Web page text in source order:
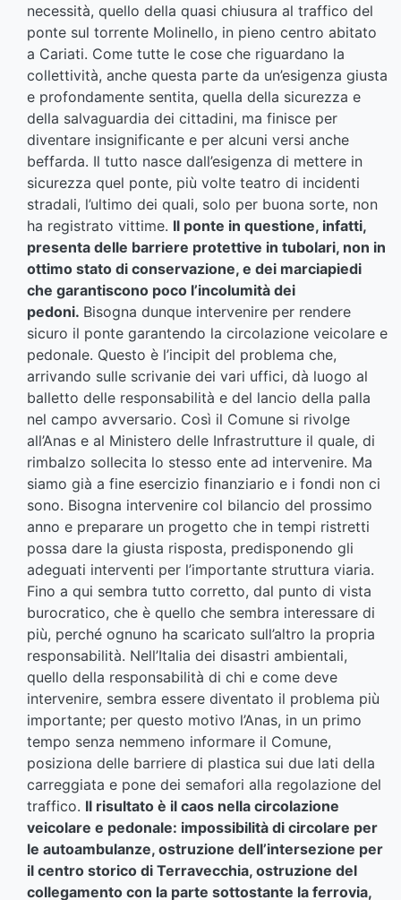
necessità, quello della quasi chiusura al traffico del
ponte sul torrente Molinello, in pieno centro abitato
a Cariati. Come tutte le cose che riguardano la
collettività, anche questa parte da un’esigenza giusta
e profondamente sentita, quella della sicurezza e
della salvaguardia dei cittadini, ma finisce per
diventare insignificante e per alcuni versi anche
beffarda. Il tutto nasce dall’esigenza di mettere in
sicurezza quel ponte, più volte teatro di incidenti
stradali, l’ultimo dei quali, solo per buona sorte, non
ha registrato vittime. Il ponte in questione, infatti,
presenta delle barriere protettive in tubolari, non in
ottimo stato di conservazione, e dei marciapiedi
che garantiscono poco l’incolumità dei
pedoni. Bisogna dunque intervenire per rendere
sicuro il ponte garantendo la circolazione veicolare e
pedonale. Questo è l’incipit del problema che,
arrivando sulle scrivanie dei vari uffici, dà luogo al
balletto delle responsabilità e del lancio della palla
nel campo avversario. Così il Comune si rivolge
all’Anas e al Ministero delle Infrastrutture il quale, di
rimbalzo sollecita lo stesso ente ad intervenire. Ma
siamo già a fine esercizio finanziario e i fondi non ci
sono. Bisogna intervenire col bilancio del prossimo
anno e preparare un progetto che in tempi ristretti
possa dare la giusta risposta, predisponendo gli
adeguati interventi per l’importante struttura viaria.
Fino a qui sembra tutto corretto, dal punto di vista
burocratico, che è quello che sembra interessare di
più, perché ognuno ha scaricato sull’altro la propria
responsabilità. Nell’Italia dei disastri ambientali,
quello della responsabilità di chi e come deve
intervenire, sembra essere diventato il problema più
importante; per questo motivo l’Anas, in un primo
tempo senza nemmeno informare il Comune,
posiziona delle barriere di plastica sui due lati della
carreggiata e pone dei semafori alla regolazione del
traffico. Il risultato è il caos nella circolazione
veicolare e pedonale: impossibilità di circolare per
le autoambulanze, ostruzione dell’intersezione per
il centro storico di Terravecchia, ostruzione del
collegamento con la parte sottostante la ferrovia,